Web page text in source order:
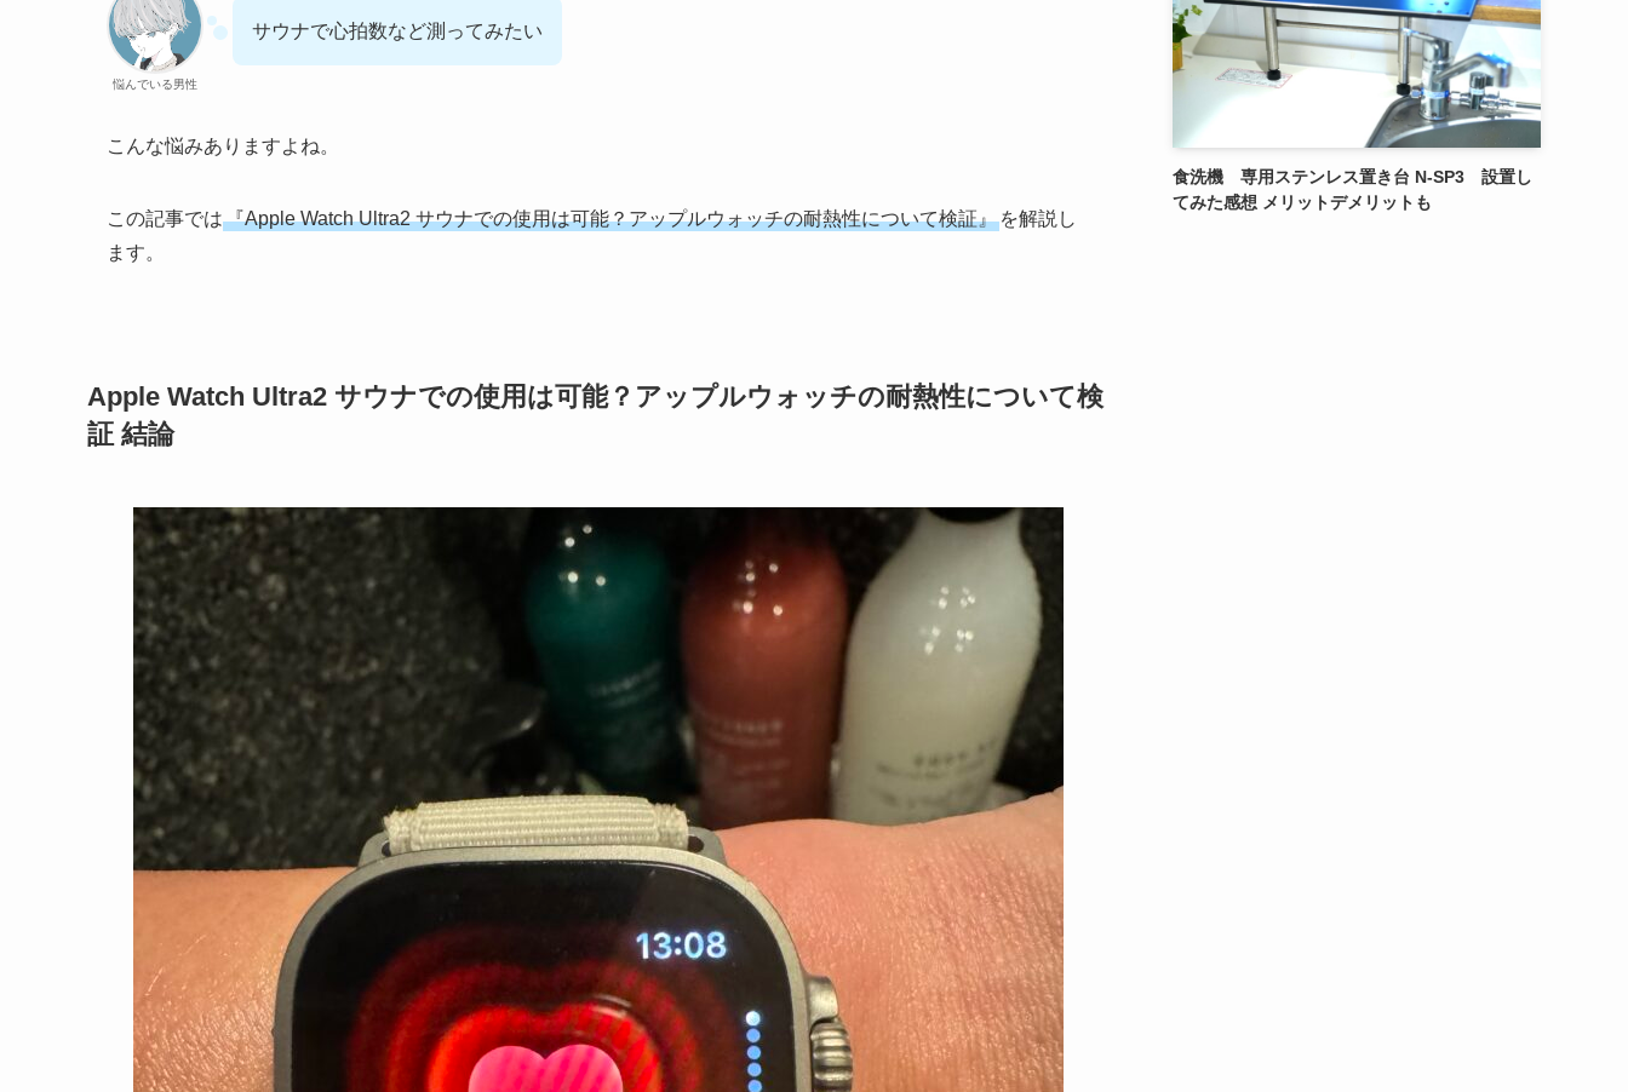
悩んでいる男性
サウナで心拍数など測ってみたい
こんな悩みありますよね。
この記事では『Apple Watch Ultra2 サウナでの使用は可能？アップルウォッチの耐熱性について検証』 を解説し
ます。
Apple Watch Ultra2 サウナでの使用は可能？アップルウォッチの耐熱性について検
証 結論
食洗機 専用ステンレス置き台 N-SP3 設置し
てみた感想 メリットデメリットも